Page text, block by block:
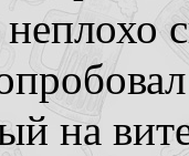
неплохо
на